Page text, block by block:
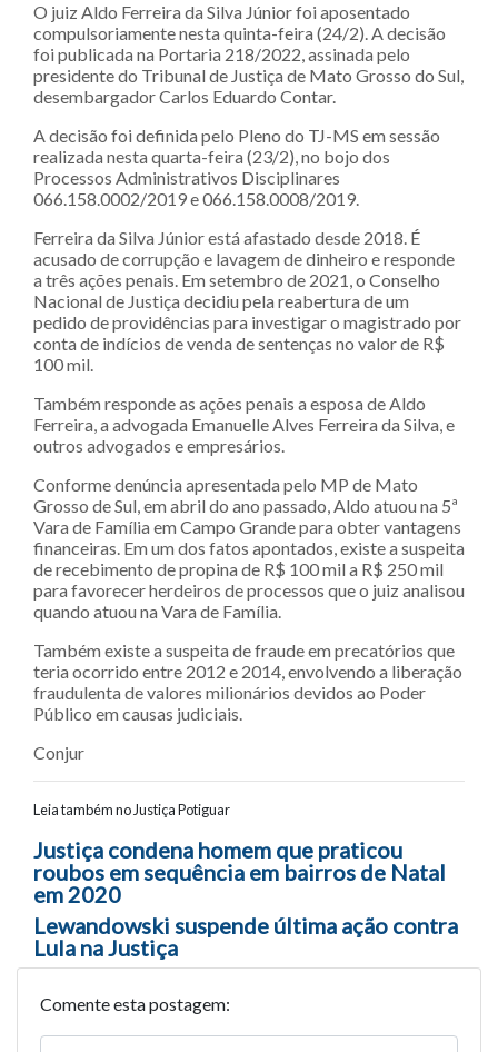
O juiz Aldo Ferreira da Silva Júnior foi aposentado
compulsoriamente nesta quinta-feira (24/2). A decisão
foi publicada na Portaria 218/2022, assinada pelo
presidente do Tribunal de Justiça de Mato Grosso do Sul,
desembargador Carlos Eduardo Contar.
A decisão foi definida pelo Pleno do TJ-MS em sessão
realizada nesta quarta-feira (23/2), no bojo dos
Processos Administrativos Disciplinares
066.158.0002/2019 e 066.158.0008/2019.
Ferreira da Silva Júnior está afastado desde 2018. É
acusado de corrupção e lavagem de dinheiro e responde
a três ações penais. Em setembro de 2021, o Conselho
Nacional de Justiça decidiu pela reabertura de um
pedido de providências para investigar o magistrado por
conta de indícios de venda de sentenças no valor de R$
100 mil.
Também responde as ações penais a esposa de Aldo
Ferreira, a advogada Emanuelle Alves Ferreira da Silva, e
outros advogados e empresários.
Conforme denúncia apresentada pelo MP de Mato
Grosso de Sul, em abril do ano passado, Aldo atuou na 5ª
Vara de Família em Campo Grande para obter vantagens
financeiras. Em um dos fatos apontados, existe a suspeita
de recebimento de propina de R$ 100 mil a R$ 250 mil
para favorecer herdeiros de processos que o juiz analisou
quando atuou na Vara de Família.
Também existe a suspeita de fraude em precatórios que
teria ocorrido entre 2012 e 2014, envolvendo a liberação
fraudulenta de valores milionários devidos ao Poder
Público em causas judiciais.
Conjur
Leia também no Justiça Potiguar
Navegação entre posts
Justiça condena homem que praticou
roubos em sequência em bairros de Natal
em 2020
Lewandowski suspende última ação contra
Lula na Justiça
Comente esta postagem: